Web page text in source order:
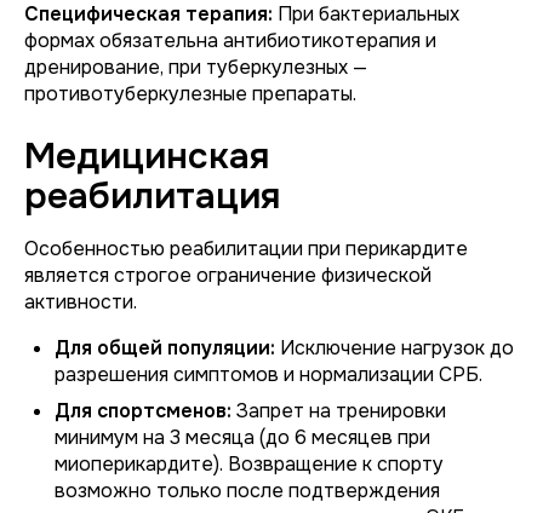
Специфическая терапия: При бактериальных
формах обязательна антибиотикотерапия и
дренирование, при туберкулезных —
противотуберкулезные препараты.
Медицинская
реабилитация
Особенностью реабилитации при перикардите
является строгое ограничение физической
активности.
Для общей популяции: Исключение нагрузок до
разрешения симптомов и нормализации СРБ.
Для спортсменов: Запрет на тренировки
минимум на 3 месяца (до 6 месяцев при
миоперикардите). Возвращение к спорту
возможно только после подтверждения